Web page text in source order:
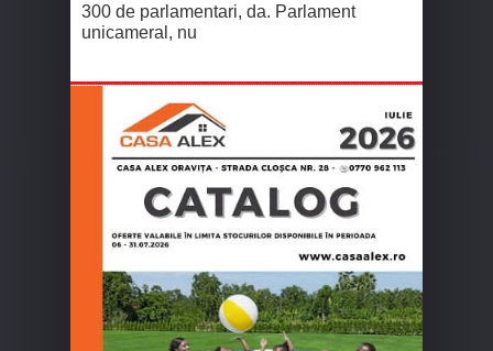
300 de parlamentari, da. Parlament
unicameral, nu